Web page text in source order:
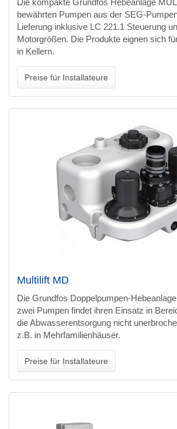
Die kompakte Grundfos Hebeanlage
bewährten Pumpen aus der SEG-
Lieferung inklusive LC 221.1 Steuerung
Motorgrößen. Die Produkte eignen sich
in Kellern.
Preise für Installateure
Multilift MD
Die Grundfos Doppelpumpen-
zwei Pumpen findet ihren Einsatz in
die Abwasserentsorgung nicht
z.B. in Mehrfamilienhäuser.
Preise für Installateure